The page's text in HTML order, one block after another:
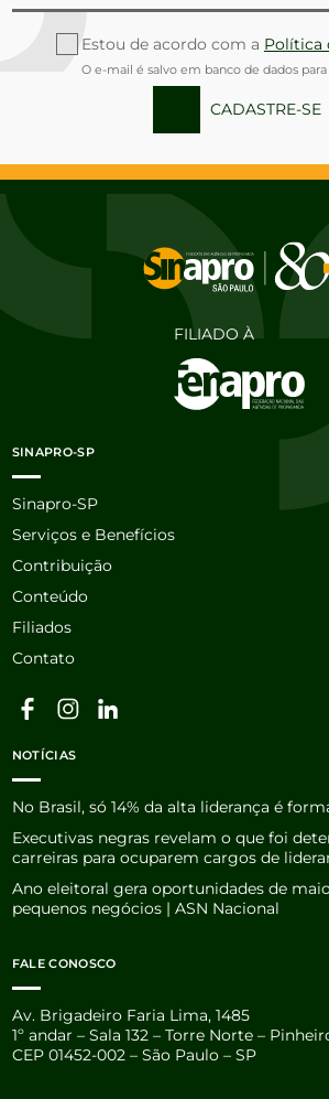
Estou de acordo com a Política
O e-mail é salvo em banco de dados
CADASTRE-SE
FILIADO À
SINAPRO-SP
Sinapro-SP
Serviços e Benefícios
Contribuição
Conteúdo
Filiados
Contato
NOTÍCIAS
No Brasil, só 14% da alta liderança é
Executivas negras revelam o que foi
carreiras para ocuparem cargos de
Ano eleitoral gera oportunidades de
pequenos negócios | ASN Nacional
FALE CONOSCO
Av. Brigadeiro Faria Lima, 1485
1º andar – Sala 132 – Torre Norte –
CEP 01452-002 – São Paulo – SP